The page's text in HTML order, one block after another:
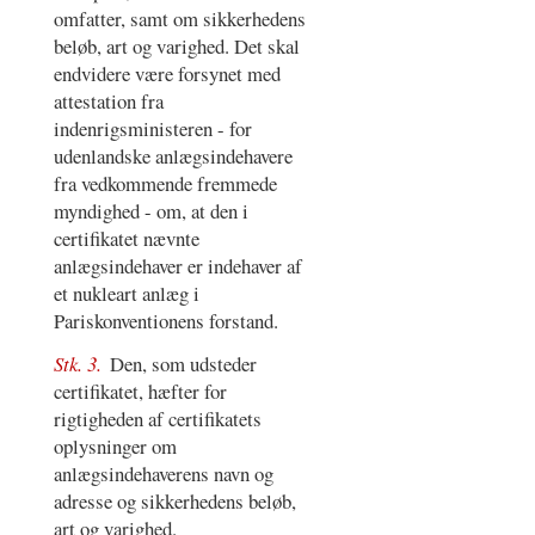
omfatter, samt om sikkerhedens
beløb, art og varighed. Det skal
endvidere være forsynet med
attestation fra
indenrigsministeren - for
udenlandske anlægsindehavere
fra vedkommende fremmede
myndighed - om, at den i
certifikatet nævnte
anlægsindehaver er indehaver af
et nukleart anlæg i
Pariskonventionens forstand.
Stk. 3. Den, som udsteder
certifikatet, hæfter for
rigtigheden af certifikatets
oplysninger om
anlægsindehaverens navn og
adresse og sikkerhedens beløb,
art og varighed.